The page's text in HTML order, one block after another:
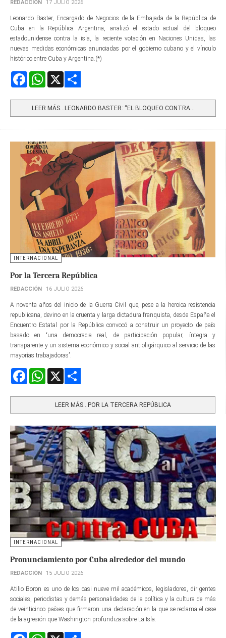
REDACCIÓN 17 JULIO 2026
Leonardo Baster, Encargado de Negocios de la Embajada de la República de
Cuba en la República Argentina, analizó el estado actual del bloqueo
estadounidense contra la isla, la reciente votación en Naciones Unidas, las
nuevas medidas económicas anunciadas por el gobierno cubano y el vínculo
histórico entre Cuba y Argentina.(*)
FacebookWhatsApp
LEER MÁS…LEONARDO BASTER: “EL BLOQUEO CONTRA...
INTERNACIONAL
Por la Tercera República
REDACCIÓN 16 JULIO 2026
A noventa años del inicio de la Guerra Civil que, pese a la heroica resistencia
republicana, devino en la cruenta y larga dictadura franquista, desde España el
Encuentro Estatal por la República convocó a construir un proyecto de país
basado en “una democracia real, de participación popular, íntegra y
transparente y un sistema económico y social antioligárquico al servicio de las
mayorías trabajadoras”.
FacebookWhatsApp
LEER MÁS…POR LA TERCERA REPÚBLICA
INTERNACIONAL
Pronunciamiento por Cuba alrededor del mundo
REDACCIÓN 15 JULIO 2026
Atilio Boron es uno de los casi nueve mil académicos, legisladores, dirigentes
sociales, periodistas y demás personalidades de la política y la cultura de más
de veinticinco países que firmaron una declaración en la que se reclama el cese
de la agresión que Washington profundiza sobre La Isla.
FacebookWhatsApp